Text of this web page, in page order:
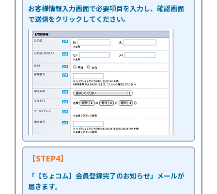
お客様情報入力画面で必要項目を入力し、確認画面
で送信をクリックしてください。
【STEP4】
「【ちょコム】会員登録完了のお知らせ」メールが
届きます。